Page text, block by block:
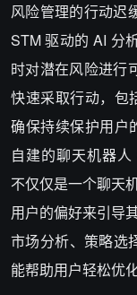
风险管理的行动迟
STM 驱动的 AI 分
时对潜在风险进行
快速采取行动，包
确保持续保护用户
自建的聊天机器人
不仅仅是一个聊天
用户的偏好来引导
市场分析、策略选
能帮助用户轻松优